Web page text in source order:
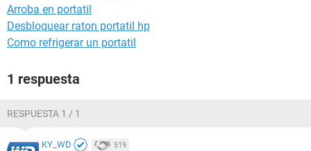
Arroba en portatil
Desbloquear raton portatil hp
Como refrigerar un portatil
1 respuesta
RESPUESTA 1 / 1
KY_WD 519